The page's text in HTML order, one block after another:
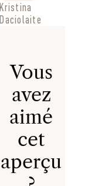
Kristina
Daciolaite
Vous
avez
aimé
cet
aperçu